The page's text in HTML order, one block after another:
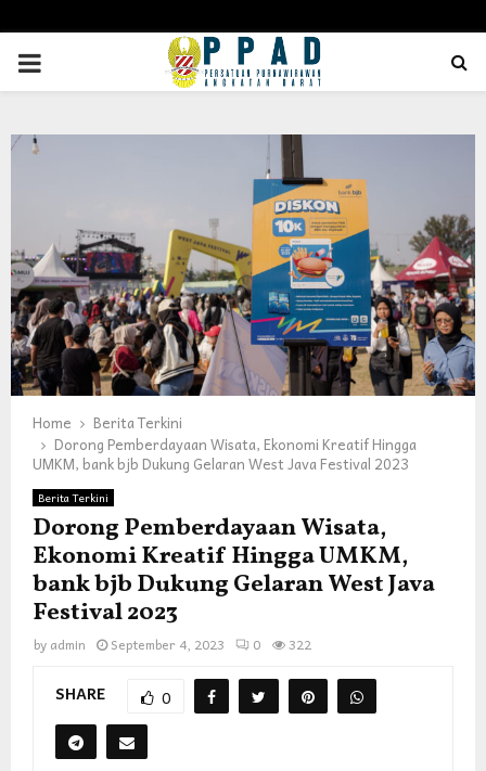
PRIMARY
Home
Berita Terkini
Dorong Pemberdayaan Wisata, Ekonomi Kreatif Hingga
UMKM, bank bjb Dukung Gelaran West Java Festival 2023
Berita Terkini
Dorong Pemberdayaan Wisata,
Ekonomi Kreatif Hingga UMKM,
bank bjb Dukung Gelaran West Java
Festival 2023
by admin September 4, 2023 0 322
SHARE 0